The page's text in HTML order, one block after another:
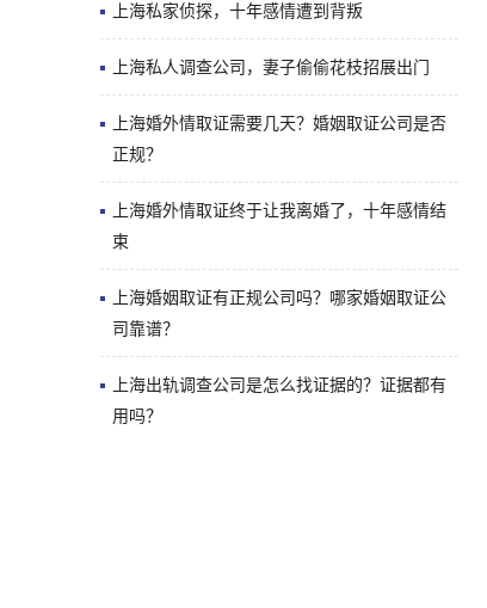
上海私家侦探，十年感情遭到背叛
上海私人调查公司，妻子偷偷花枝招展出门
上海婚外情取证需要几天？婚姻取证公司是否
正规？
上海婚外情取证终于让我离婚了，十年感情结
束
上海婚姻取证有正规公司吗？哪家婚姻取证公
司靠谱？
上海出轨调查公司是怎么找证据的？证据都有
用吗？